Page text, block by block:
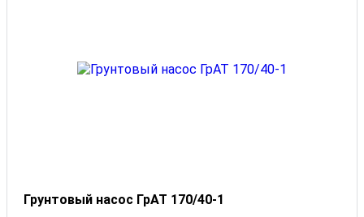
Грунтовый насос ГрАТ 170/40-1